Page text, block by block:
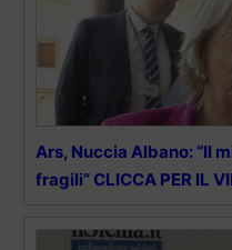
Ars, Nuccia Albano: “Il
fragili” CLICCA PER IL